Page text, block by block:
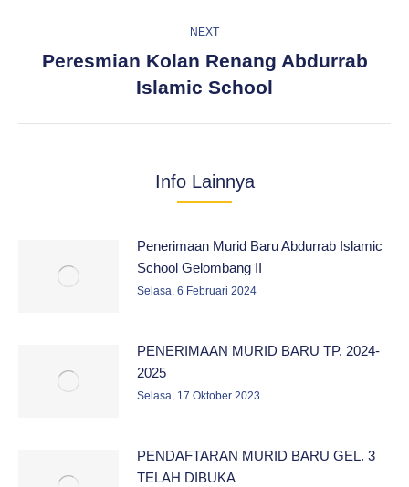
NEXT
Next
post:
Peresmian Kolan Renang Abdurrab
Islamic School
Info Lainnya
Penerimaan Murid Baru Abdurrab Islamic
School Gelombang II
Selasa, 6 Februari 2024
PENERIMAAN MURID BARU TP. 2024-
2025
Selasa, 17 Oktober 2023
PENDAFTARAN MURID BARU GEL. 3
TELAH DIBUKA